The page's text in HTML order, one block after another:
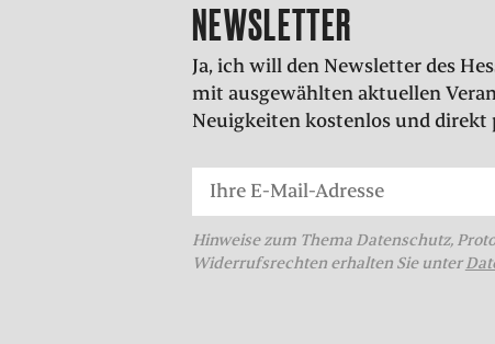
NEWSLETTER
Ja, ich will den Newsletter des
mit ausgewählten aktuellen
Neuigkeiten kostenlos und direkt
Hinweise zum Thema Datenschutz,
Widerrufsrechten erhalten Sie unter